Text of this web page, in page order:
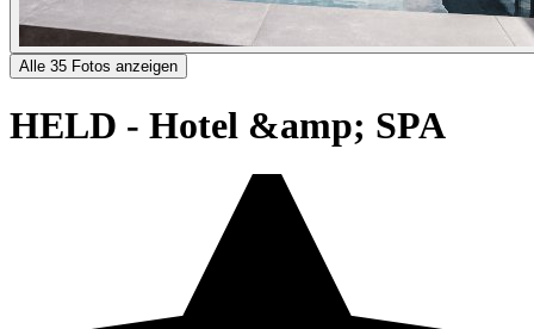
Alle 35 Fotos anzeigen
HELD - Hotel &amp; SPA